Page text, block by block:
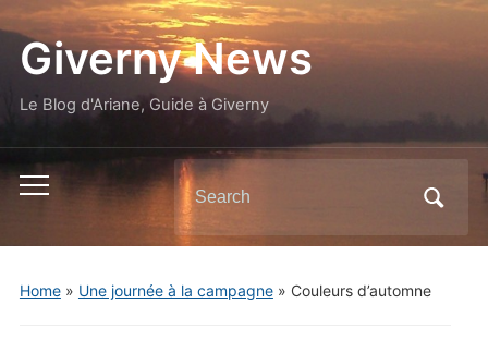
Giverny News
Le Blog d'Ariane, Guide à Giverny
Toggle
menu
Search
for:
Home» Une journée à la campagne» Couleurs d’automne